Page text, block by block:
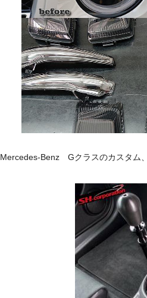
Mercedes‐Benz Gクラスのカスタム